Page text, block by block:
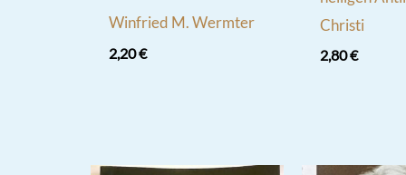
Winfried M. Wermter
2,20€
Christi
2,80€